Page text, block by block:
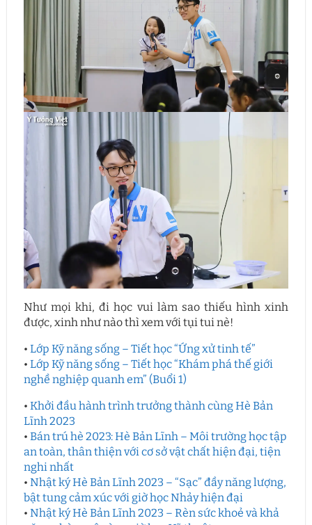
Như mọi khi, đi học vui làm sao thiếu hình xinh
được, xinh như nào thì xem với tụi tui nè!
• Lớp Kỹ năng sống – Tiết học “Ứng xử tinh tế”
• Lớp Kỹ năng sống – Tiết học “Khám phá thế giới
nghề nghiệp quanh em” (Buổi 1)
• Khởi đầu hành trình trưởng thành cùng Hè Bản
Lĩnh 2023
• Bán trú hè 2023: Hè Bản Lĩnh – Môi trường học tập
an toàn, thân thiện với cơ sở vật chất hiện đại, tiện
nghi nhất
• Nhật ký Hè Bản Lĩnh 2023 – “Sạc” đầy năng lượng,
bật tung cảm xúc với giờ học Nhảy hiện đại
• Nhật ký Hè Bản Lĩnh 2023 – Rèn sức khoẻ và khả